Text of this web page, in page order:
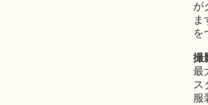
が
ま
を
撮
最
ス
服